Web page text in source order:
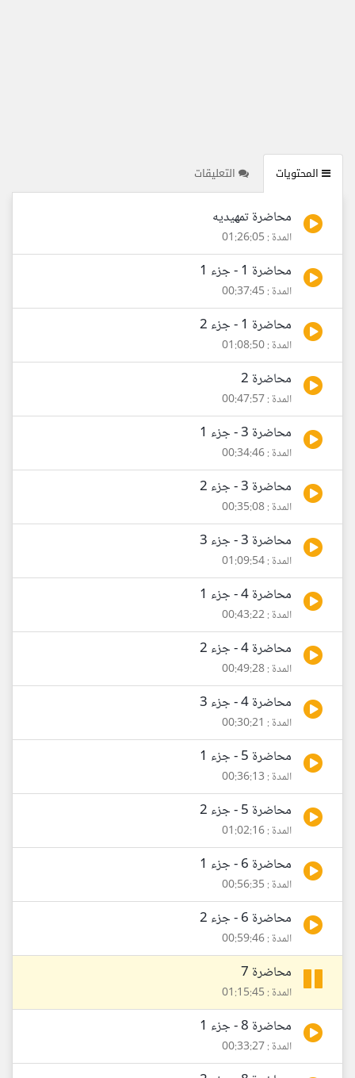
المحتويات التعليقات
محاضرة تمهيديه
المدة : 01:26:05
محاضرة 1 - جزء 1
المدة : 00:37:45
محاضرة 1 - جزء 2
المدة : 01:08:50
محاضرة 2
المدة : 00:47:57
محاضرة 3 - جزء 1
المدة : 00:34:46
محاضرة 3 - جزء 2
المدة : 00:35:08
محاضرة 3 - جزء 3
المدة : 01:09:54
محاضرة 4 - جزء 1
المدة : 00:43:22
محاضرة 4 - جزء 2
المدة : 00:49:28
محاضرة 4 - جزء 3
المدة : 00:30:21
محاضرة 5 - جزء 1
المدة : 00:36:13
محاضرة 5 - جزء 2
المدة : 01:02:16
محاضرة 6 - جزء 1
المدة : 00:56:35
محاضرة 6 - جزء 2
المدة : 00:59:46
محاضرة 7
المدة : 01:15:45
محاضرة 8 - جزء 1
المدة : 00:33:27